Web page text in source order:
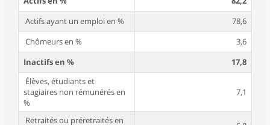
Actifs ayant un emploi en %
78,6
Chômeurs en %
3,6
Inactifs en %
17,8
Élèves, étudiants et
stagiaires non rémunérés en
%
7,1
Retraités ou préretraités en